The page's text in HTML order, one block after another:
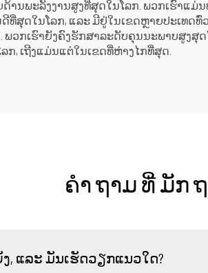
ນພະລັງງານສູງທີ່ສຸດໃນໂລກ. ພວກເຮົາແ
ແມ່ນດີທີ່ສຸດໃນໂລກ, ແລະ ມີຢູ່ໃນເຂດຫຼາຍປະເ
ພວກເຮົາຍັງຄົງຮັກສາລະດັບຄຸນນະພາບສູງ
ກ, ເຖີງແມ່ນແຕ່ໃນເຂດທີ່ຫ່າງໄກທີ່ສຸດ.
ຄໍາ ຖາມ ທີ່ ມັກ
, ແລະ ມັນເຮັດວຽກແນວໃດ?